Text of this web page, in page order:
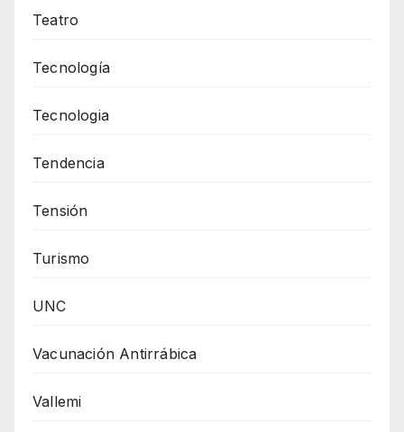
Teatro
Tecnología
Tecnologia
Tendencia
Tensión
Turismo
UNC
Vacunación Antirrábica
Vallemi